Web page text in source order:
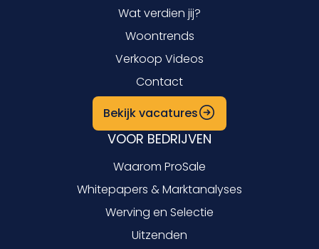
Wat verdien jij?
Woontrends
Verkoop Videos
Contact
Bekijk vacatures
VOOR BEDRIJVEN
Waarom ProSale
Whitepapers & Marktanalyses
Werving en Selectie
Uitzenden